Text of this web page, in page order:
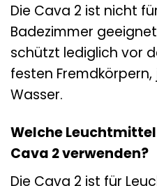
Die Cava 2 ist nicht
Badezimmer
schützt lediglich vor
festen
Wasser.
Welche
Cava 2 verwenden?
Die Cava 2 ist für